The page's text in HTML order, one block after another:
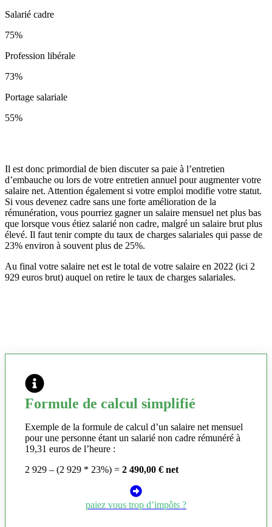
Salarié cadre
75%
Profession libérale
73%
Portage salariale
55%
Il est donc primordial de bien discuter sa paie à l’entretien
d’embauche ou lors de votre entretien annuel pour augmenter votre
salaire net. Attention également si votre emploi modifie votre statut.
Si vous devenez cadre sans une forte amélioration de la
rémunération, vous pourriez gagner un salaire mensuel net plus bas
que lorsque vous étiez salarié non cadre, malgré un salaire brut plus
élevé. Il faut tenir compte du taux de charges salariales qui passe de
23% environ à souvent plus de 25%.
Au final votre salaire net est le total de votre salaire en 2022 (ici 2
929 euros brut) auquel on retire le taux de charges salariales.
Formule de calcul simplifié
Exemple de la formule de calcul d’un salaire net mensuel
pour une personne étant un salarié non cadre rémunéré à
19,31 euros de l’heure :
2 929 – (2 929 * 23%) = 2 490,00 € net
paiez vous trop d’impôts ?